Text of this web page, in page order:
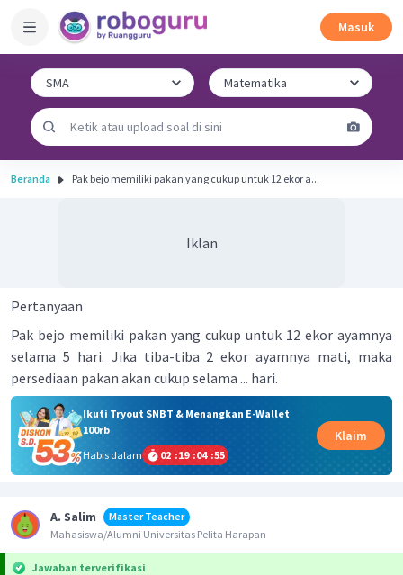
Masuk
Beranda Pak bejo memiliki pakan yang cukup untuk 12 ekor a...
Iklan
Pertanyaan
Pak bejo memiliki pakan yang cukup untuk 12 ekor ayamnya
selama 5 hari. Jika tiba-tiba 2 ekor ayamnya mati, maka
persediaan pakan akan cukup selama ... hari.
Ikuti Tryout SNBT & Menangkan E-Wallet
100rb
Habis dalam
02 :19 :04 :55
Klaim
A. Salim
Master Teacher
Mahasiswa/Alumni Universitas Pelita Harapan
Jawaban terverifikasi